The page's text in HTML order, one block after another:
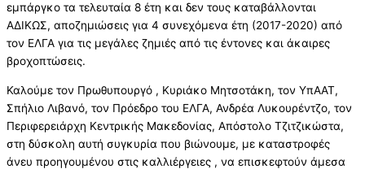
εμπάργκο τα τελευταία 8 έτη και δεν τους καταβάλλονται
ΑΔΙΚΩΣ, αποζημιώσεις για 4 συνεχόμενα έτη (2017-2020) από
τον ΕΛΓΑ για τις μεγάλες ζημιές από τις έντονες και άκαιρες
βροχοπτώσεις.
Καλούμε τον Πρωθυπουργό , Κυριάκο Μητσοτάκη, τον ΥπΑΑΤ,
Σπήλιο Λιβανό, τον Πρόεδρο του ΕΛΓΑ, Ανδρέα Λυκουρέντζο, τον
Περιφερειάρχη Κεντρικής Μακεδονίας, Απόστολο Τζιτζικώστα,
στη δύσκολη αυτή συγκυρία που βιώνουμε, με καταστροφές
άνευ προηγουμένου στις καλλιέργειες , να επισκεφτούν άμεσα